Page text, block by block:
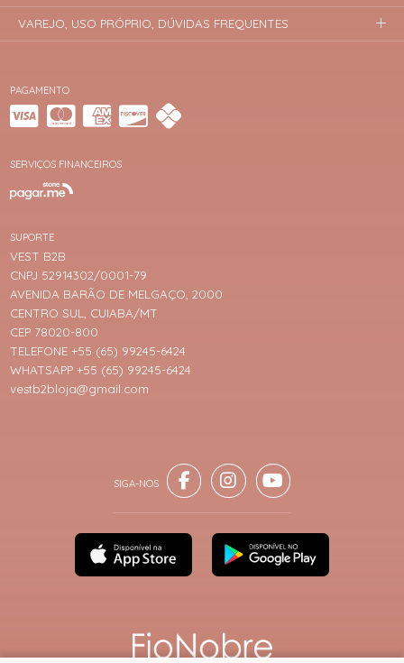
PAGAMENTO
SERVIÇOS FINANCEIROS
SUPORTE
VEST B2B
CNPJ 52914302/0001-79
AVENIDA BARÃO DE MELGAÇO, 2000
CENTRO SUL, CUIABA/MT
CEP 78020-800
TELEFONE +55 (65) 99245-6424
WHATSAPP +55 (65) 99245-6424
vestb2bloja@gmail.com
VAREJO, USO PRÓPRIO, DÚVIDAS FREQUENTES